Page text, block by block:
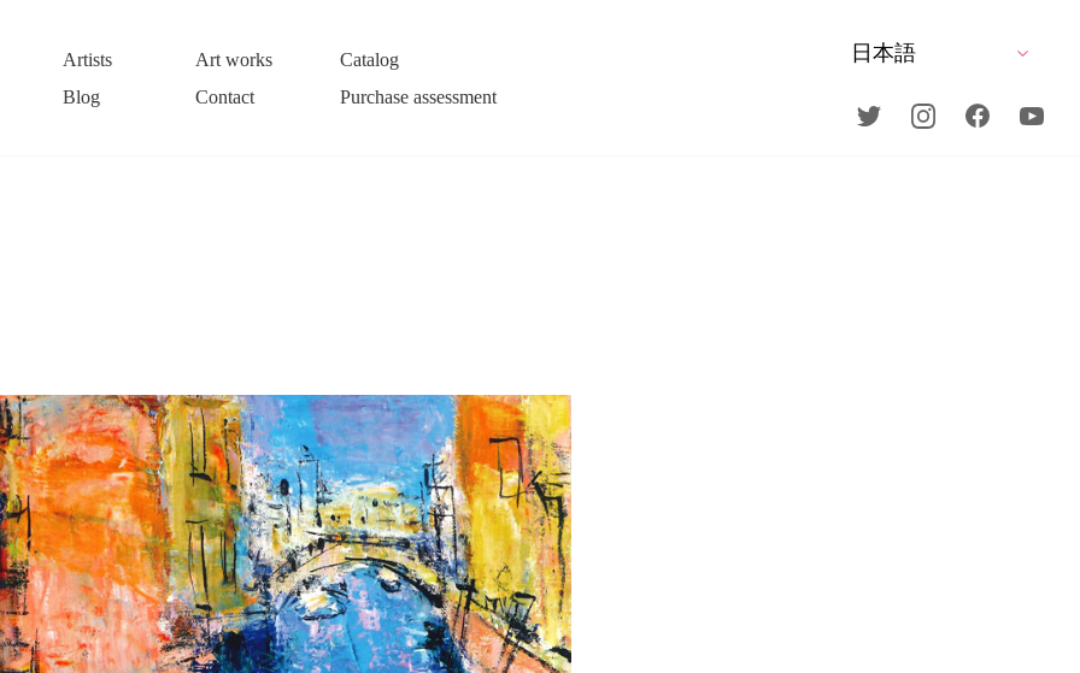
Artists Art works
Catalog
Blog
Contact Purchase assessment